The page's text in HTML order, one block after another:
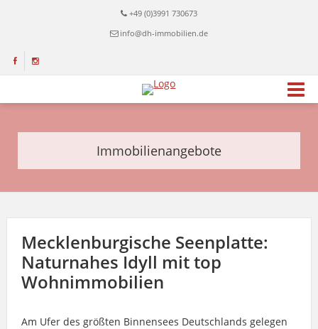
+49 (0)3991 730673
info@dh-immobilien.de
Immobilienangebote
Mecklenburgische Seenplatte:
Naturnahes Idyll mit top
Wohnimmobilien
Am Ufer des größten Binnensees Deutschlands gelegen